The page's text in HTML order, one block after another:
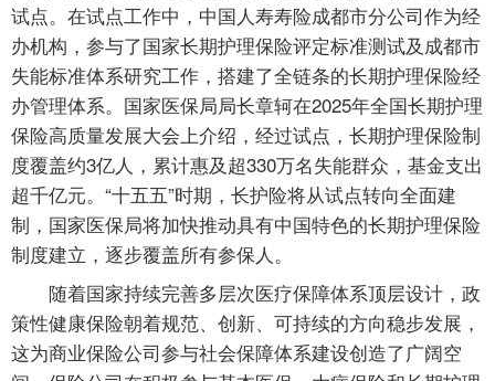
试点。在试点工作中，中国人寿寿险成都市分公司作为经
办机构，参与了国家长期护理保险评定标准测试及成都市
失能标准体系研究工作，搭建了全链条的长期护理保险经
办管理体系。国家医保局局长章轲在2025年全国长期护理
保险高质量发展大会上介绍，经过试点，长期护理保险制
度覆盖约3亿人，累计惠及超330万名失能群众，基金支出
超千亿元。“十五五”时期，长护险将从试点转向全面建
制，国家医保局将加快推动具有中国特色的长期护理保险
制度建立，逐步覆盖所有参保人。
随着国家持续完善多层次医疗保障体系顶层设计，政
策性健康保险朝着规范、创新、可持续的方向稳步发展，
这为商业保险公司参与社会保障体系建设创造了广阔空